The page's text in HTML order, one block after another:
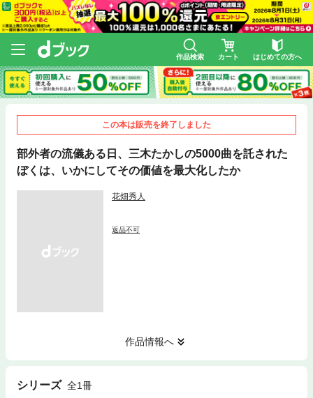
作品検索 カート はじめての方へ
この本は販売を終了しました
部外者の流儀ある日、三木たかしの5000曲を託された
ぼくは、いかにしてその価値を最大化したか
花畑秀人
返品不可
作品情報へ
シリーズ 全1冊